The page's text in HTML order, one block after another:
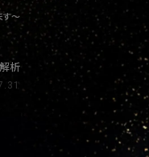
す～
析